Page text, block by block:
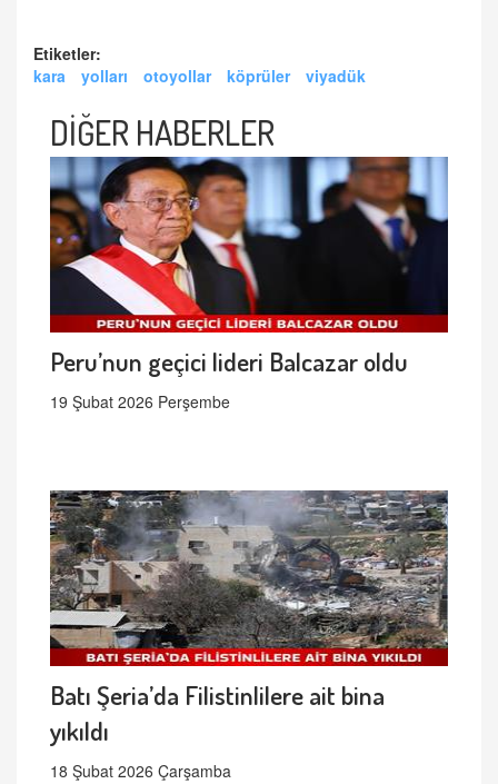
Etiketler:
kara
yolları otoyollar köprüler viyadük
DİĞER HABERLER
Peru’nun geçici lideri Balcazar oldu
19 Şubat 2026 Perşembe
Batı Şeria’da Filistinlilere ait bina
yıkıldı
18 Şubat 2026 Çarşamba